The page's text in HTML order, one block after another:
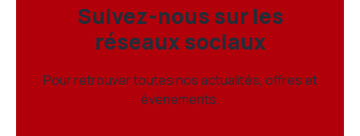
Suivez-nous sur les
réseaux sociaux
Pour retrouver toutes nos actualités, offres et
événements.